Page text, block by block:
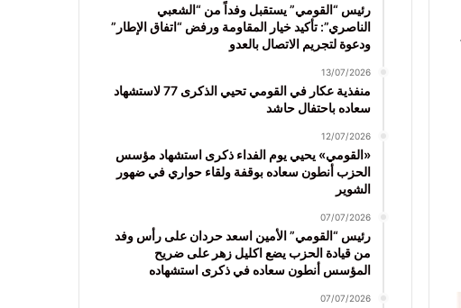
رئيس “القومي” يستقبل وفداً من “الشعبي
الناصري”: تأكيد خيار المقاومة ورفض “اتفاق الإطار”
ودعوة لتجريم الاتصال بالعدو
13/07/2026
منفذية عكار في القومي تحيي الذكرى 77 لاستشهاد
سعاده باحتفال حاشد
12/07/2026
«القومي» يحيي يوم الفداء ذكرى استشهاد مؤسس
الحزب أنطون سعاده بوقفة ولقاء حواري في ضهور
الشوير
07/07/2026
رئيس “القومي” الأمين اسعد حردان على رأس وفد
من قيادة الحزب يضع اكليل زهر على ضريح
المؤسس أنطون سعاده في ذكرى استشهاده
07/07/2026